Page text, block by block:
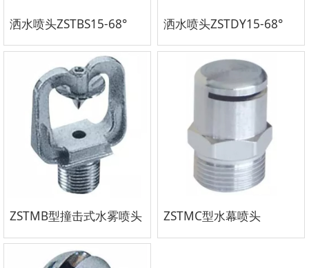
洒水喷头ZSTBS15-68° 洒水喷头ZSTDY15-68°
ZSTMB型撞击式水雾喷头 ZSTMC型水幕喷头